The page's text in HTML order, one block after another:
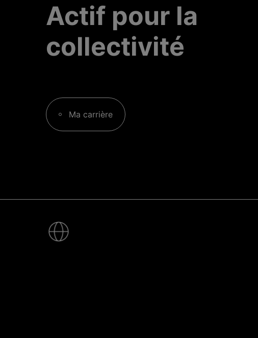
Actif pour la
collectivité
Ma carrière